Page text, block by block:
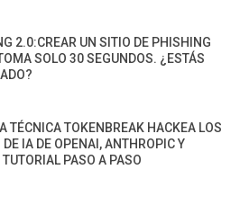
2.0:CREAR UN SITIO DE PHISHING
SOLO 30 SEGUNDOS. ¿ESTÁS
TÉCNICA TOKENBREAK HACKEA LOS
DE IA DE OPENAI, ANTHROPIC Y
PASO A PASO